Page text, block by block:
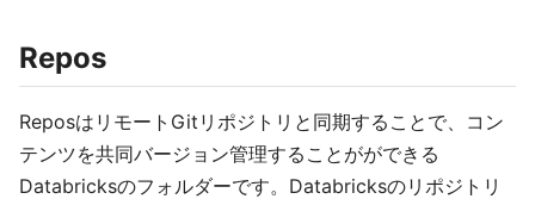
Repos
ReposはリモートGitリポジトリと同期することで、コン
テンツを共同バージョン管理することがができる
Databricksのフォルダーです。Databricksのリポジトリ